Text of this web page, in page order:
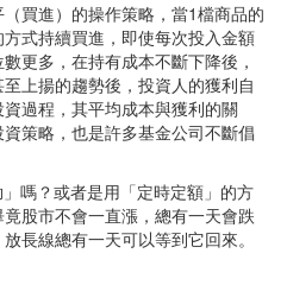
買進）的操作策略，當1檔商品的
式持續買進，即使每次投入金額
更多，在持有成本不斷下降後，
上揚的趨勢後，投資人的獲利自
過程，其平均成本與獲利的關
策略，也是許多基金公司不斷倡
嗎？或者是用「定時定額」的方
股市不會一直漲，總有一天會跌
長線總有一天可以等到它回來。